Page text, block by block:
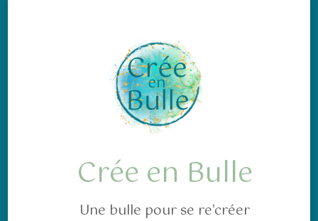
Crée en Bulle
Une bulle pour se re'créer